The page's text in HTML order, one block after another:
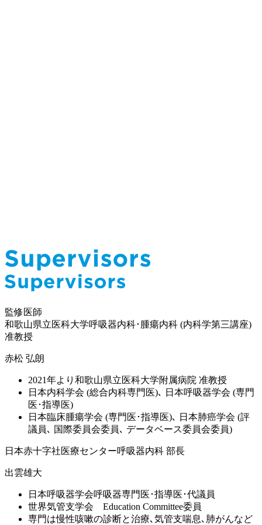
監修医師
和歌山県立医科大学呼吸器内科･腫瘍内科 (内科学第三講座)
准教授
赤松 弘朗
2021年より和歌山県立医科大学附属病院 准教授
日本内科学会 (総合内科専門医)､ 日本呼吸器学会 (専門
医･指導医)
日本臨床腫瘍学会 (専門医･指導医)､ 日本肺癌学会 (評
議員､ 国際委員会委員､ データベース委員会委員)
日本赤十字社医療センター呼吸器内科 部長
出雲雄大
日本呼吸器学会呼吸器専門医･指導医･代議員
世界気管支学会 Education Committee委員
専門は慢性咳嗽の診断と治療､気管支喘息､肺がんなど